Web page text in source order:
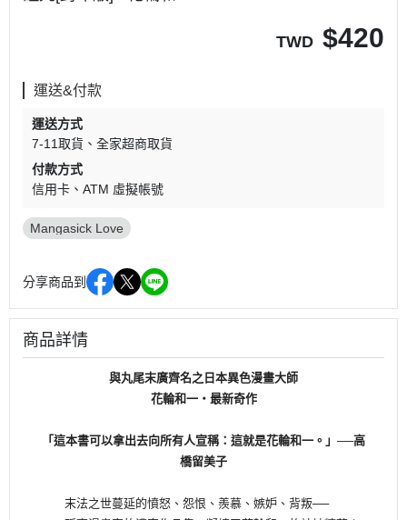
TWD $420
運送&付款
運送方式
7-11取貨
全家超商取貨
付款方式
信用卡
ATM 虛擬帳號
Mangasick Love
分享商品到
商品詳情
與丸尾末廣齊名之日本異色漫畫大師
花輪和一・最新奇作
「這本書可以拿出去向所有人宣稱：這就是花輪和一。」──高
橋留美子
末法之世蔓延的憤怒、怨恨、羨慕、嫉妒、背叛──